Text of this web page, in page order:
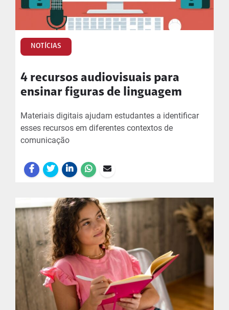
NOTÍCIAS
4 recursos audiovisuais para
ensinar figuras de linguagem
Materiais digitais ajudam estudantes a identificar
esses recursos em diferentes contextos de
comunicação